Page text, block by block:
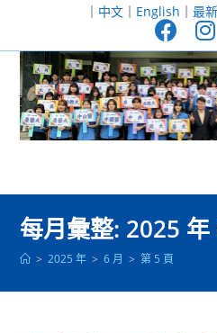
至
｜ 中文｜ English ｜ 最
每月彙整: 2025 年
> 2025 年 > 6 月 > 第 5 頁